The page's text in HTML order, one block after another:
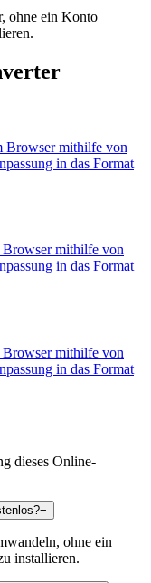
ohne ein Konto
Browser mithilfe von
in das Format
mithilfe von
in das Format
mithilfe von
in das Format
dieses Online-
−
ohne ein
installieren.